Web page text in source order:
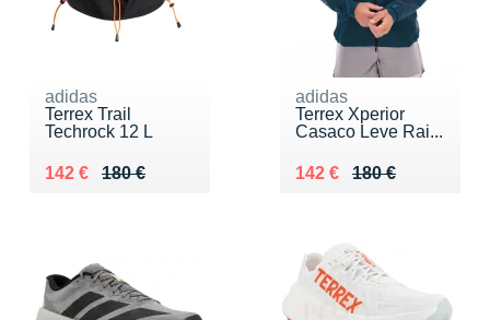
adidas
Terrex Trail
Techrock 12 L
180 €
Au lieu de 180 €
142 €
Vendu 142 €
adidas
Terrex Xperior
Casaco Leve Rai...
180 €
Au lieu de 180 €
142 €
Vendu 142 €